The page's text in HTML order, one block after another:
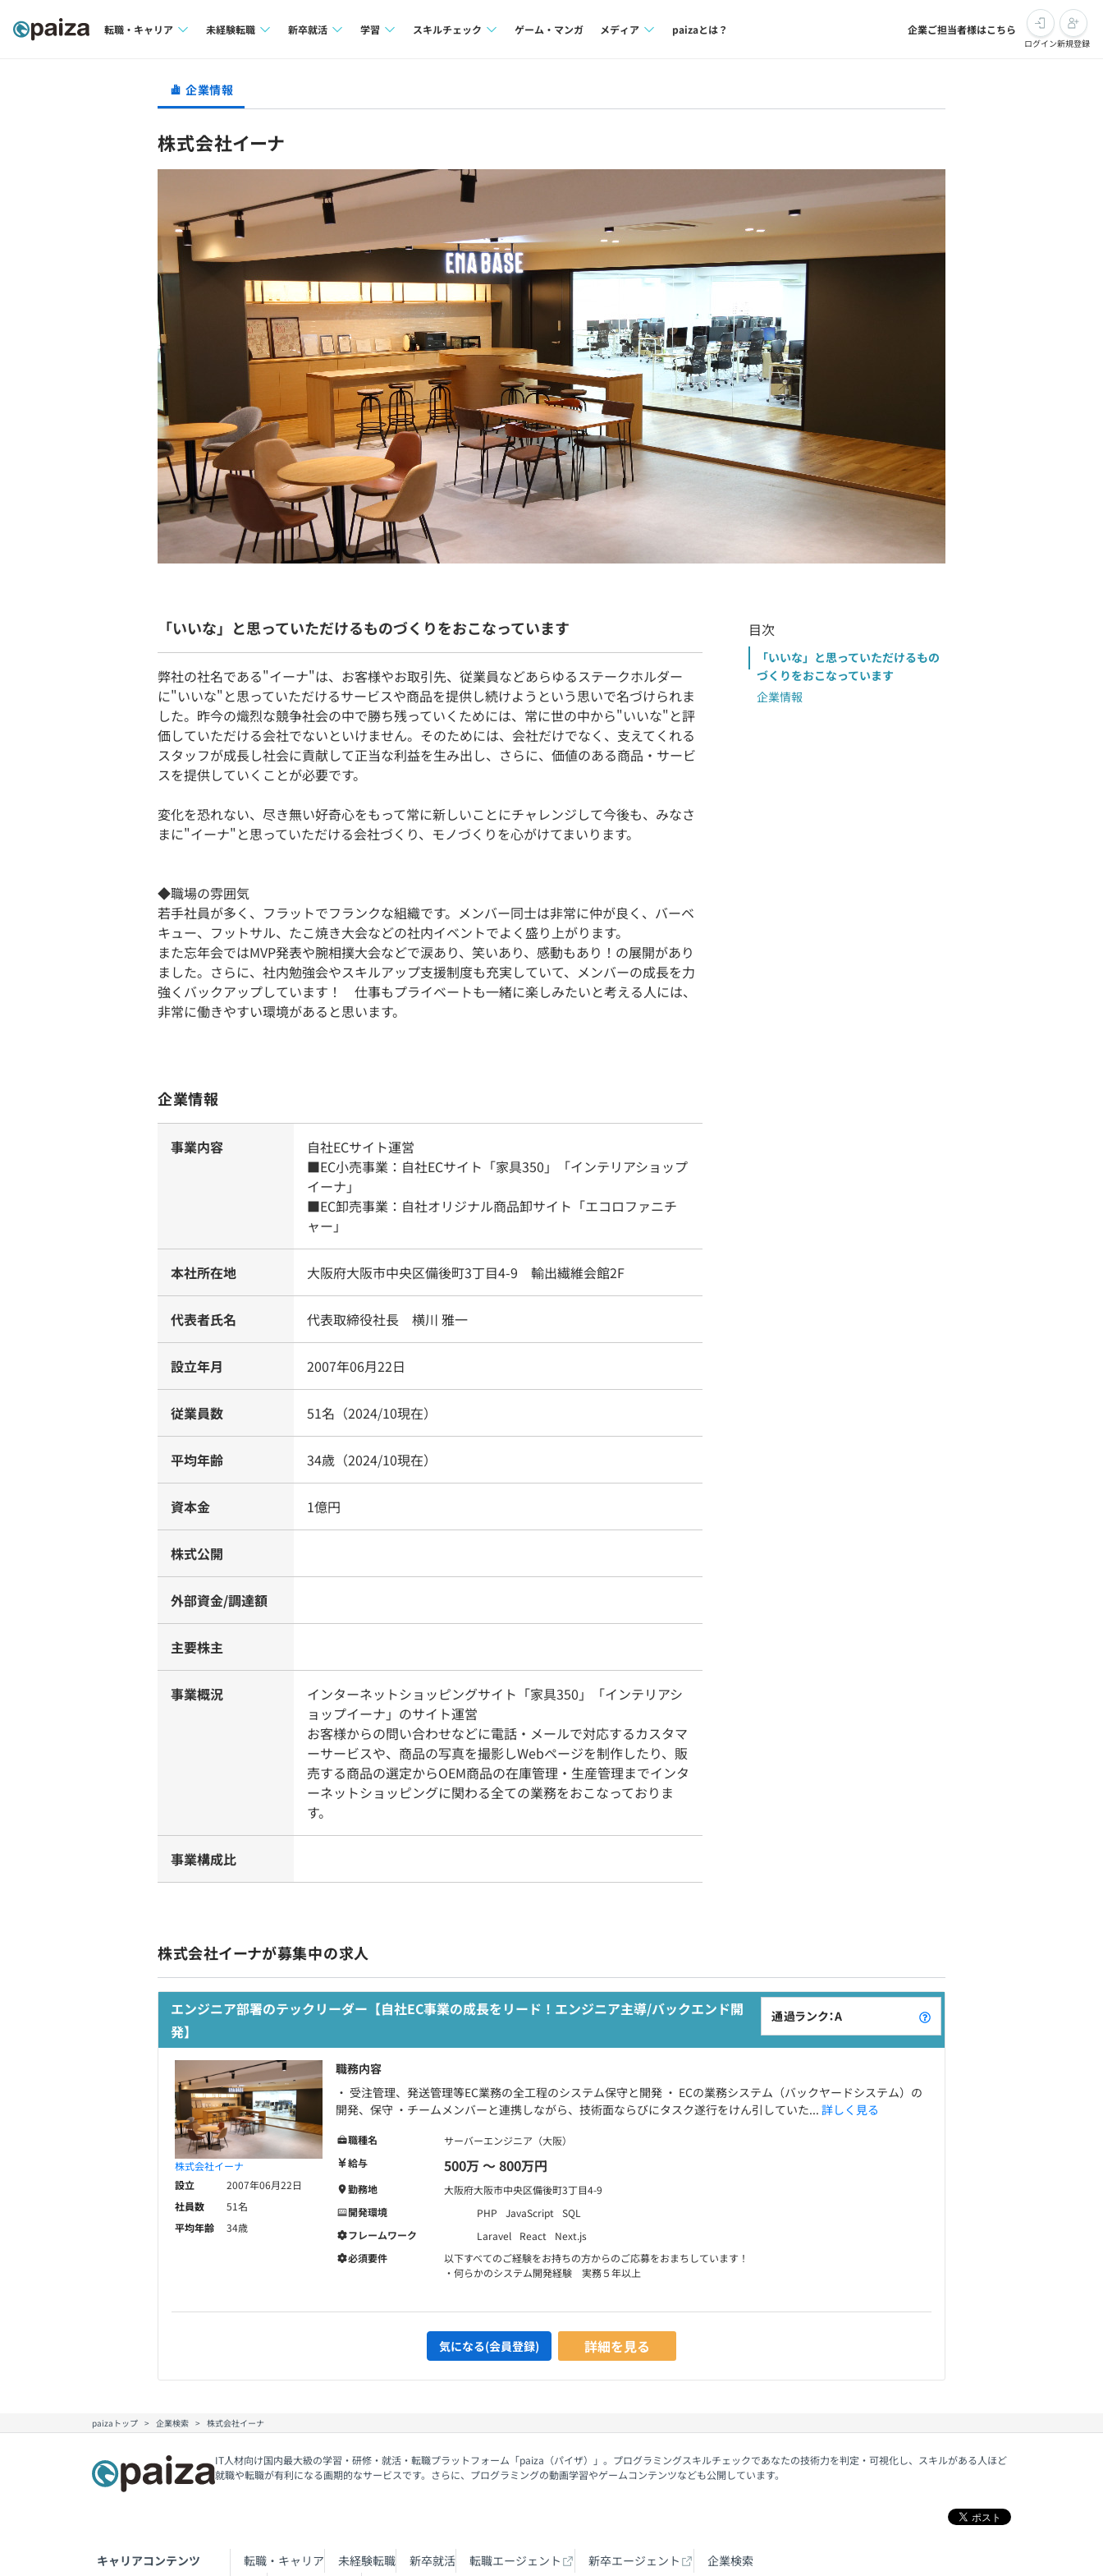
転職・キャリア
転職成功ガイド
未経験転職
求人検索
転職成功ガイド
新卒就活
新卒エージェント
イベント・セミナー
インタビュー
就活成功ガイド
学習
ナレッジ
個人向けプラン
法人向けプラン
学校向けプラン
契約内容・クーポン
スキルチェック
再チャレンジ結果一覧
ゲーム・マンガ メディア paizaとは？ 企業ご担当者様はこちら
ログイン新規登録
企業情報
株式会社イーナ
「いいな」と思っていただけるものづくりをおこなっています
弊社の社名である"イーナ"は、お客様やお取引先、従業員などあらゆるステークホルダー
に"いいな"と思っていただけるサービスや商品を提供し続けようという思いで名づけられま
した。昨今の熾烈な競争社会の中で勝ち残っていくためには、常に世の中から"いいな"と評
価していただける会社でないといけません。そのためには、会社だけでなく、支えてくれる
スタッフが成長し社会に貢献して正当な利益を生み出し、さらに、価値のある商品・サービ
スを提供していくことが必要です。
変化を恐れない、尽き無い好奇心をもって常に新しいことにチャレンジして今後も、みなさ
まに"イーナ"と思っていただける会社づくり、モノづくりを心がけてまいります。
◆職場の雰囲気
若手社員が多く、フラットでフランクな組織です。メンバー同士は非常に仲が良く、バーベ
キュー、フットサル、たこ焼き大会などの社内イベントでよく盛り上がります。
また忘年会ではMVP発表や腕相撲大会などで涙あり、笑いあり、感動もあり！の展開があり
ました。さらに、社内勉強会やスキルアップ支援制度も充実していて、メンバーの成長を力
強くバックアップしています！ 仕事もプライベートも一緒に楽しみたいと考える人には、
非常に働きやすい環境があると思います。
企業情報
事業内容
自社ECサイト運営
■EC小売事業：自社ECサイト「家具350」「インテリアショップ
イーナ」
■EC卸売事業：自社オリジナル商品卸サイト「エコロファニチ
ャー」
本社所在地 大阪府大阪市中央区備後町3丁目4-9 輸出繊維会館2F
代表者氏名 代表取締役社長 横川 雅一
設立年月 2007年06月22日
従業員数 51名（2024/10現在）
平均年齢 34歳（2024/10現在）
資本金 1億円
株式公開
外部資金/調達額
主要株主
事業概況
インターネットショッピングサイト「家具350」「インテリアシ
ョップイーナ」のサイト運営
お客様からの問い合わせなどに電話・メールで対応するカスタマ
ーサービスや、商品の写真を撮影しWebページを制作したり、販
売する商品の選定からOEM商品の在庫管理・生産管理までインタ
ーネットショッピングに関わる全ての業務をおこなっておりま
す。
事業構成比
目次
「いいな」と思っていただけるもの
づくりをおこなっています
企業情報
株式会社イーナが募集中の求人
エンジニア部署のテックリーダー【自社EC事業の成長をリード！エンジニア主導/バックエンド開
発】
通過ランク：A
株式会社イーナ
設立
2007年06月22日
社員数
51名
平均年齢
34歳
職務内容
・ 受注管理、発送管理等EC業務の全工程のシステム保守と開発 ・ ECの業務システム（バックヤードシステム）の
開発、保守 ・チームメンバーと連携しながら、技術面ならびにタスク遂行をけん引していた... 詳しく見る
職種名
サーバーエンジニア（大阪）
給与
500万 〜 800万円
勤務地
大阪府大阪市中央区備後町3丁目4-9
開発環境
PHP JavaScript
SQL
フレームワーク
Laravel React
Next.js
必須要件
以下すべてのご経験をお持ちの方からのご応募をおまちしています！
・何らかのシステム開発経験 実務５年以上
気になる(会員登録) 詳細を見る
paizaトップ 企業検索 株式会社イーナ
IT人材向け国内最大級の学習・研修・就活・転職プラットフォーム「paiza（パイザ）」。プログラミングスキルチェックであなたの技術力を判定・可視化し、スキルがある人ほど
就職や転職が有利になる画期的なサービスです。さらに、プログラミングの動画学習やゲームコンテンツなども公開しています。
キャリアコンテンツ 転職・キャリア 未経験転職 新卒就活 転職エージェント 新卒エージェント 企業検索